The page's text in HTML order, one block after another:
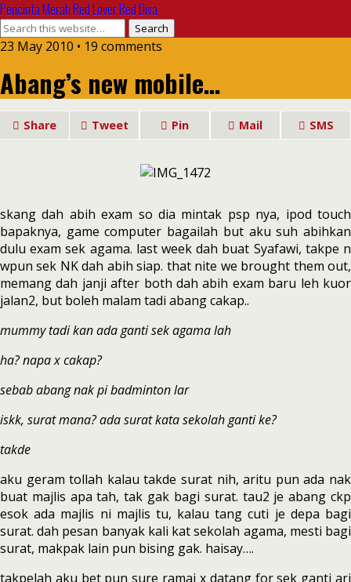
Pencinta Merah Red Lover Red Diva
23 May 2010 • 19 comments
Abang’s new mobile…
Share Tweet Pin Mail SMS
skang dah abih exam so dia mintak psp nya, ipod touch
bapaknya, game computer bagailah but aku suh abihkan
dulu exam sek agama. last week dah buat Syafawi, takpe n
wpun sek NK dah abih siap. that nite we brought them out,
memang dah janji after both dah abih exam baru leh kuor
jalan2, but boleh malam tadi abang cakap..
mummy tadi kan ada ganti sek agama lah
ha? napa x cakap?
sebab abang nak pi badminton lar
iskk, surat mana? ada surat kata sekolah ganti ke?
takde
aku geram tollah kalau takde surat nih, aritu pun ada nak
buat majlis apa tah, tak gak bagi surat. tau2 je abang ckp
esok ada majlis ni majlis tu, kalau tang cuti je depa bagi
surat. dah pesan banyak kali kat sekolah agama, mesti bagi
surat, makpak lain pun bising gak. haisay….
takpelah aku bet pun sure ramai x datang for sek ganti ari